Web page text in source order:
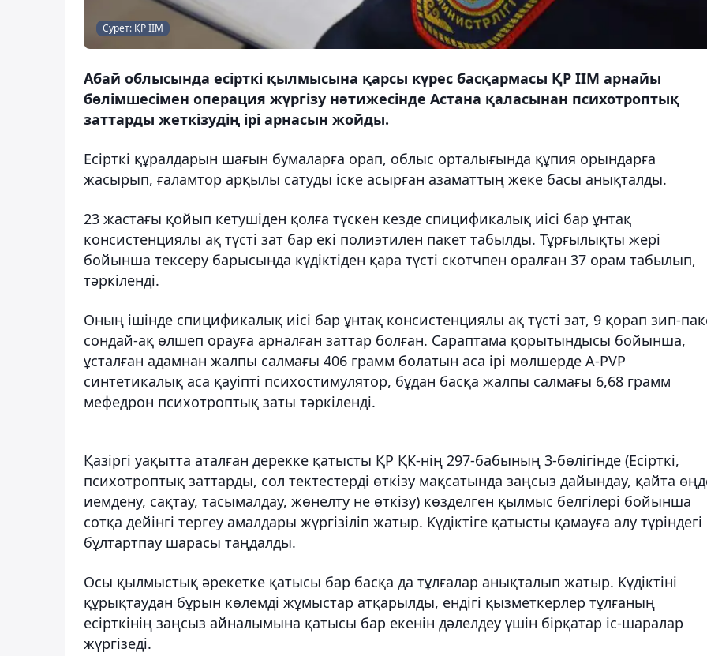
Сурет: ҚР ІІМ
Абай облысында есірткі қылмысына қарсы күрес басқармасы ҚР ІІМ арнайы
бөлімшесімен операция жүргізу нәтижесінде Астана қаласынан психотроптық
заттарды жеткізудің ірі арнасын жойды.
Есірткі құралдарын шағын бумаларға орап, облыс орталығында құпия орындарға
жасырып, ғаламтор арқылы сатуды іске асырған азаматтың жеке басы анықталды.
23 жастағы қойып кетушіден қолға түскен кезде спицификалық иісі бар ұнтақ
консистенциялы ақ түсті зат бар екі полиэтилен пакет табылды. Тұрғылықты жері
бойынша тексеру барысында күдіктіден қара түсті скотчпен оралған 37 орам табылып,
тәркіленді.
Оның ішінде спицификалық иісі бар ұнтақ консистенциялы ақ түсті зат, 9 қорап зип-
сондай-ақ өлшеп орауға арналған заттар болған. Сараптама қорытындысы бойынша,
ұсталған адамнан жалпы салмағы 406 грамм болатын аса ірі мөлшерде А-PVP
синтетикалық аса қауіпті психостимулятор, бұдан басқа жалпы салмағы 6,68 грамм
мефедрон психотроптық заты тәркіленді.
Қазіргі уақытта аталған дерекке қатысты ҚР ҚК-нің 297-бабының 3-бөлігінде (Есірткі,
психотроптық заттарды, сол тектестерді өткізу мақсатында заңсыз дайындау, қайта
иемдену, сақтау, тасымалдау, жөнелту не өткізу) көзделген қылмыс белгілері бойынша
сотқа дейінгі тергеу амалдары жүргізіліп жатыр. Күдіктіге қатысты қамауға алу түріндегі
бұлтартпау шарасы таңдалды.
Осы қылмыстық әрекетке қатысы бар басқа да тұлғалар анықталып жатыр. Күдіктіні
құрықтаудан бұрын көлемді жұмыстар атқарылды, ендігі қызметкерлер тұлғаның
есірткінің заңсыз айналымына қатысы бар екенін дәлелдеу үшін бірқатар іс-шаралар
жүргізеді.